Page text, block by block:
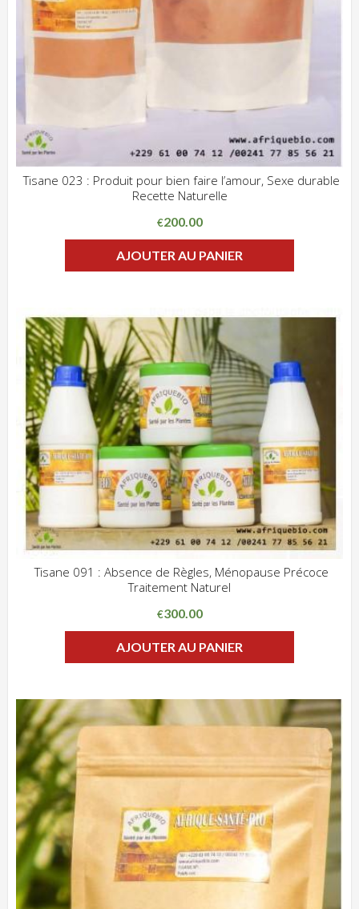
Tisane 023 : Produit pour bien faire l’amour, Sexe durable
Recette Naturelle
€200.00
AJOUTER AU PANIER
Tisane 091 : Absence de Règles, Ménopause Précoce
Traitement Naturel
€300.00
AJOUTER AU PANIER